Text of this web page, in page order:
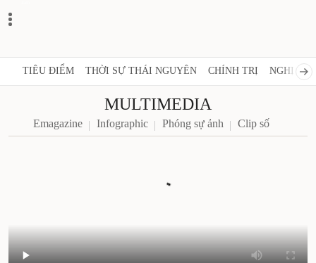
TIÊU ĐIỂM THỜI SỰ THÁI NGUYÊN CHÍNH TRỊ NGHỊ
MULTIMEDIA
Emagazine Infographic Phóng sự ảnh Clip số